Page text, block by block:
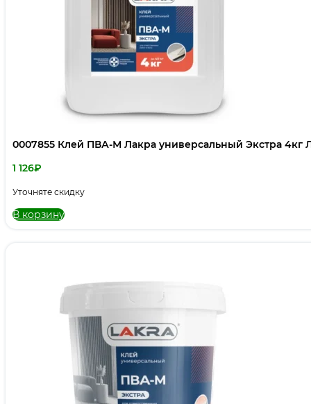
0007855 Клей ПВА-М Лакра универсальный Экстра 4кг
1 126₽
Уточняте скидку
В корзину